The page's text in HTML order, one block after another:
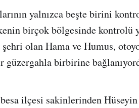
yalnızca beşte birini
birçok bölgesinde kontrolü
olan Hama ve Humus,
birbirine
ilçesi sakinlerinden